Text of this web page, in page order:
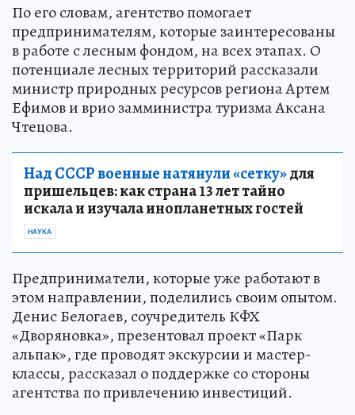
По его словам, агентство помогает
предпринимателям, которые заинтересованы
в работе с лесным фондом, на всех этапах. О
потенциале лесных территорий рассказали
министр природных ресурсов региона Артем
Ефимов и врио замминистра туризма Аксана
Чтецова.
Над СССР военные натянули «сетку»для
пришельцев: как страна 13 лет тайно
искала и изучала инопланетных гостей
НАУКА
Предприниматели, которые уже работают в
этом направлении, поделились своим опытом.
Денис Белогаев, соучредитель КФХ
«Дворяновка», презентовал проект «Парк
альпак», где проводят экскурсии и мастер-
классы, рассказал о поддержке со стороны
агентства по привлечению инвестиций.